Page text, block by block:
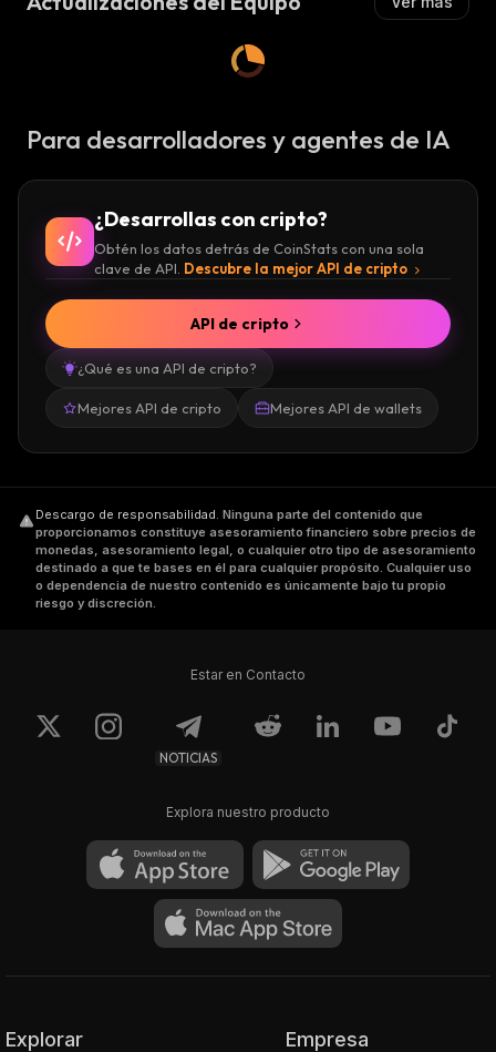
Para desarrolladores y agentes de IA
¿Desarrollas con cripto?
Obtén los datos detrás de CoinStats con una sola
clave de API. Descubre la mejor API de cripto
¿Qué es una API de cripto?
Mejores API de cripto Mejores API de wallets
API de cripto
Descargo de responsabilidad. Ninguna parte del contenido que
proporcionamos constituye asesoramiento financiero sobre precios de
monedas, asesoramiento legal, o cualquier otro tipo de asesoramiento
destinado a que te bases en él para cualquier propósito. Cualquier uso
o dependencia de nuestro contenido es únicamente bajo tu propio
riesgo y discreción.
Estar en Contacto
NOTICIAS
Explora nuestro producto
Explorar Empresa